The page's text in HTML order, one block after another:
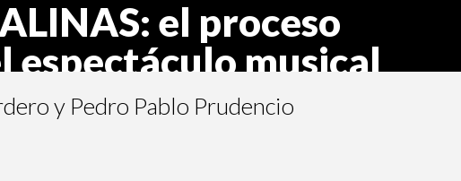
el proceso
espectáculo musical
y Pedro Pablo Prudencio